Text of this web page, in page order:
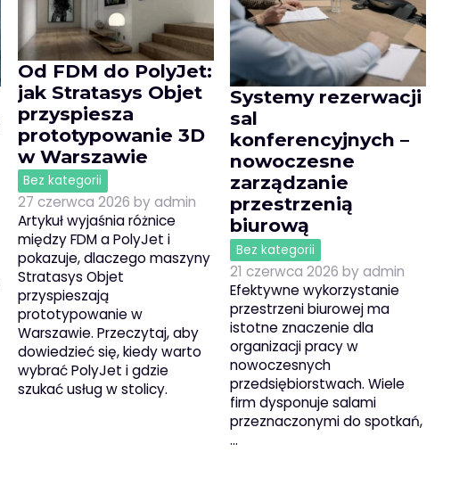
Od FDM do PolyJet:
jak Stratasys Objet
przyspiesza
prototypowanie 3D
w Warszawie
Bez kategorii
27 czerwca 2026 byadmin
Artykuł wyjaśnia różnice
między FDM a PolyJet i
pokazuje, dlaczego maszyny
Stratasys Objet
przyspieszają
prototypowanie w
Warszawie. Przeczytaj, aby
dowiedzieć się, kiedy warto
wybrać PolyJet i gdzie
szukać usług w stolicy.
Systemy rezerwacji
sal
konferencyjnych –
nowoczesne
zarządzanie
przestrzenią
biurową
Bez kategorii
21 czerwca 2026 byadmin
Efektywne wykorzystanie
przestrzeni biurowej ma
istotne znaczenie dla
organizacji pracy w
nowoczesnych
przedsiębiorstwach. Wiele
firm dysponuje salami
przeznaczonymi do spotkań,
…